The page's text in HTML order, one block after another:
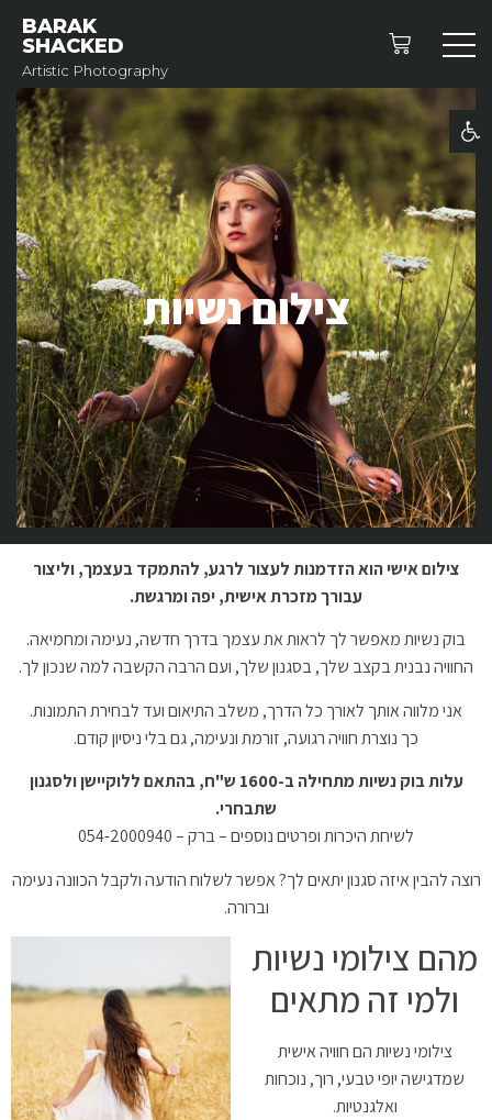
BARAK
SHACKED
Artistic Photography
צילום נשיות
צילום אישי הוא הזדמנות לעצור לרגע, להתמקד בעצמך, וליצור
עבורך מזכרת אישית, יפה ומרגשת.
בוק נשיות מאפשר לך לראות את עצמך בדרך חדשה, נעימה ומחמיאה.
החוויה נבנית בקצב שלך, בסגנון שלך, ועם הרבה הקשבה למה שנכון לך.
אני מלווה אותך לאורך כל הדרך, משלב התיאום ועד לבחירת התמונות.
כך נוצרת חוויה רגועה, זורמת ונעימה, גם בלי ניסיון קודם.
עלות בוק נשיות מתחילה ב-1600 ש"ח, בהתאם ללוקיישן ולסגנון
שתבחרי.
לשיחת היכרות ופרטים נוספים – ברק – 054-2000940
רוצה להבין איזה סגנון יתאים לך? אפשר לשלוח הודעה ולקבל הכוונה נעימה
וברורה.
מהם צילומי נשיות
ולמי זה מתאים
צילומי נשיות הם חוויה אישית
שמדגישה יופי טבעי, רוך, נוכחות
ואלגנטיות.
פתח סרגל נגישות